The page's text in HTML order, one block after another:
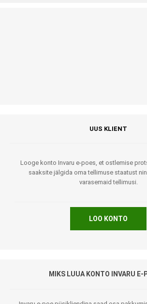
UUS KLIENT
Looge konto Invaru e-poes, et ostlemise
saaksite jälgida oma tellimuse staatust
varasemaid tellimusi.
LOO KONTO
MIKS LUUA KONTO INVARU E-